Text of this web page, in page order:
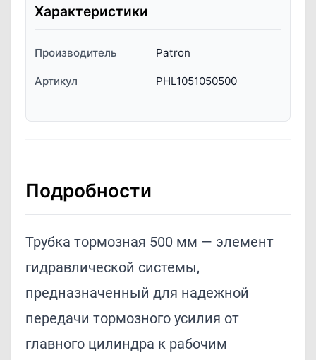
Характеристики
Производитель Patron
Артикул PHL1051050500
Подробности
Трубка тормозная 500 мм — элемент
гидравлической системы,
предназначенный для надежной
передачи тормозного усилия от
главного цилиндра к рабочим